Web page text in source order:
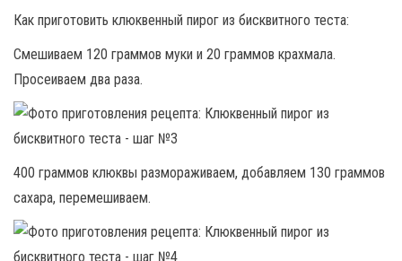
Как приготовить клюквенный пирог из бисквитного теста:
Смешиваем 120 граммов муки и 20 граммов крахмала.
Просеиваем два раза.
400 граммов клюквы размораживаем, добавляем 130 граммов
сахара, перемешиваем.